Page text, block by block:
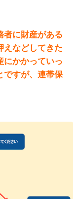
者に財産がある
えなどしてきた
にかかっていっ
ですが、連帯保